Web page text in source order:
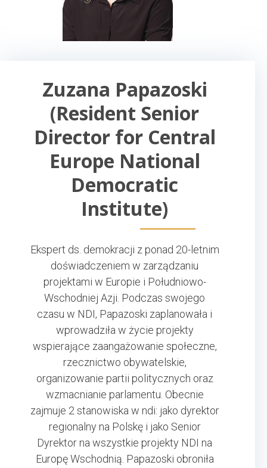
Zuzana Papazoski
(Resident Senior
Director for Central
Europe National
Democratic
Institute)
Ekspert ds. demokracji z ponad 20-letnim
doświadczeniem w zarządzaniu
projektami w Europie i Południowo-
Wschodniej Azji. Podczas swojego
czasu w NDI, Papazoski zaplanowała i
wprowadziła w życie projekty
wspierające zaangażowanie społeczne,
rzecznictwo obywatelskie,
organizowanie partii politycznych oraz
wzmacnianie parlamentu. Obecnie
zajmuje 2 stanowiska w ndi: jako dyrektor
regionalny na Polskę i jako Senior
Dyrektor na wszystkie projekty NDI na
Europę Wschodnią. Papazoski obroniła